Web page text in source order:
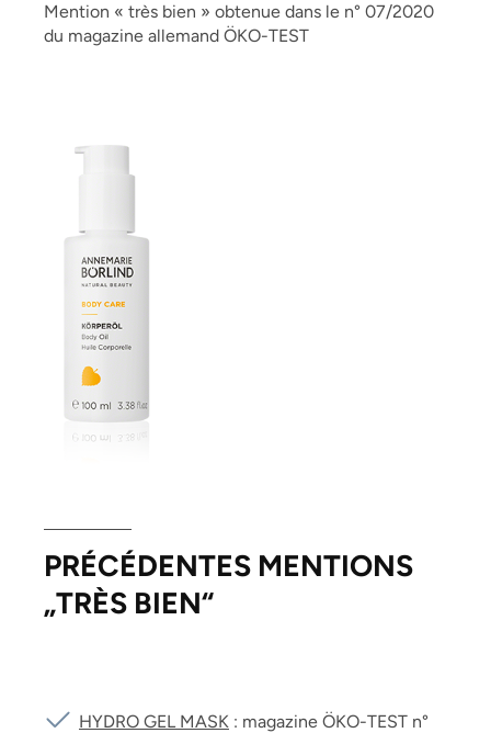
Mention « très bien » obtenue dans le n° 07/2020
du magazine allemand ÖKO-TEST
PRÉCÉDENTES MENTIONS
„TRÈS BIEN“
HYDRO GEL MASK : magazine ÖKO-TEST n°